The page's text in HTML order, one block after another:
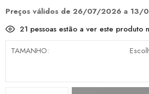
€95.00.€66.50.
Preços válidos de 26/07/2026 a 13/
21 pessoas estão a ver este produto
TAMANHO